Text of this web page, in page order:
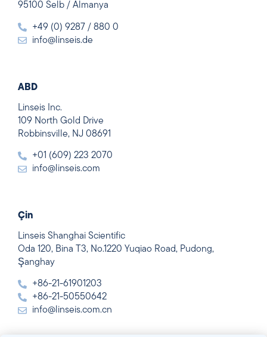
95100 Selb / Almanya
+49 (0) 9287 / 880 0
info@linseis.de
ABD
Linseis Inc.
109 North Gold Drive
Robbinsville, NJ 08691
+01 (609) 223 2070
info@linseis.com
Çin
Linseis Shanghai Scientific
Oda 120, Bina T3, No.1220 Yuqiao Road, Pudong,
Şanghay
+86-21-61901203
+86-21-50550642
info@linseis.com.cn